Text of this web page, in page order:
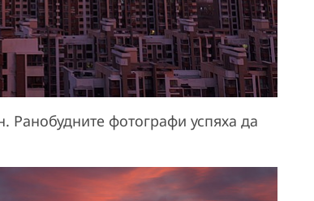
Ранобудните фотографи успяха да